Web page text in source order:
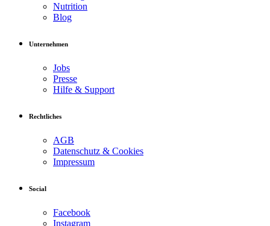
Nutrition
Blog
Unternehmen
Jobs
Presse
Hilfe & Support
Rechtliches
AGB
Datenschutz & Cookies
Impressum
Social
Facebook
Instagram